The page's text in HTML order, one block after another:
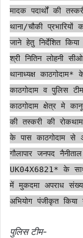
मादक पदार्थों की
थाना/चौकी
जाने हेतु निर्देशित
श्री नितिन लोहनी
थानाध्यक्ष
काठगोदाम व पुलिस
काठगोदाम क्षेत्र मे
की तस्करी की
के पास काठगोदाम से
गौलापार जनपद
UK04X6821* के साथ
में मुकदमा अपराध
अभियोग पंजीकृत किया
पुलिस टीम-